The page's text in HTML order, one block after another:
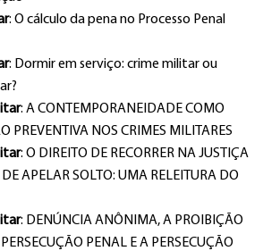
: O cálculo da pena no Processo Penal
: Dormir em serviço: crime militar ou
: A CONTEMPORANEIDADE COMO
PREVENTIVA NOS CRIMES MILITARES
: O DIREITO DE RECORRER NA JUSTIÇA
APELAR SOLTO: UMA RELEITURA DO
: DENÚNCIA ANÔNIMA, A PROIBIÇÃO
PENAL E A PERSECUÇÃO